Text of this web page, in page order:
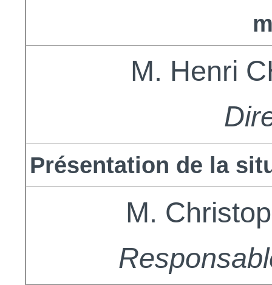
M. Henri
Présentation de la
M.